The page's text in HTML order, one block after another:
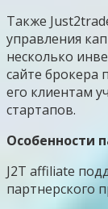
Также
управления
несколько
сайте брокера
его клиентам
стартапов.
Особенности
J2T affiliate
партнерского